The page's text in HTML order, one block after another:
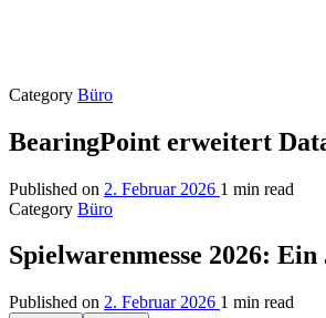
Category Büro
BearingPoint erweitert
Published on 2. Februar 2026 1 min read
Category Büro
Spielwarenmesse 2026:
Published on 2. Februar 2026 1 min read